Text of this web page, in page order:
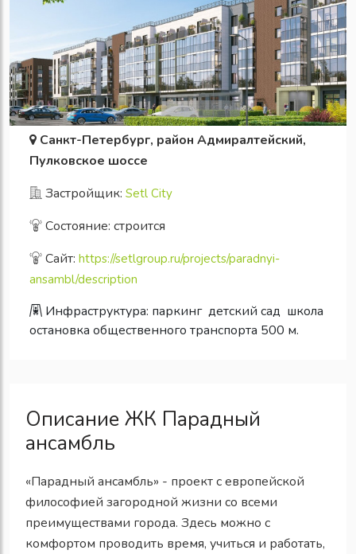
Санкт-Петербург, район Адмиралтейский,
Пулковское шоссе
Застройщик: Setl City
Состояние: строится
Сайт: https://setlgroup.ru/projects/paradnyi-
ansambl/description
Инфраструктура: паркинг детский сад школа
остановка общественного транспорта 500 м.
Описание ЖК Парадный
ансамбль
«Парадный ансамбль» - проект с европейской
философией загородной жизни со всеми
преимуществами города. Здесь можно с
комфортом проводить время, учиться и работать,